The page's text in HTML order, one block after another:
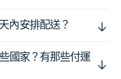
內安排配送？
國家？有那些付運